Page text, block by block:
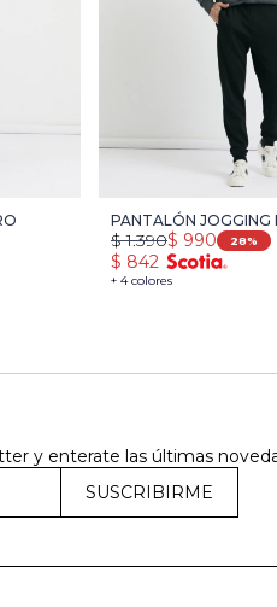
PANTALÓN JOGGING
NEGRO
+ 4 colores
$ 990
$ 1.390 28
$ 842
y enterate las últimas
SUSCRIBIRME